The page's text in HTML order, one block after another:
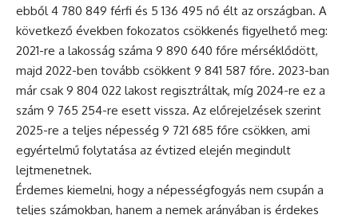
ebből 4 780 849 férfi és 5 136 495 nő élt az országban. A
következő években fokozatos csökkenés figyelhető meg:
2021-re a lakosság száma 9 890 640 főre mérséklődött,
majd 2022-ben tovább csökkent 9 841 587 főre. 2023-ban
már csak 9 804 022 lakost regisztráltak, míg 2024-re ez a
szám 9 765 254-re esett vissza. Az előrejelzések szerint
2025-re a teljes népesség 9 721 685 főre csökken, ami
egyértelmű folytatása az évtized elején megindult
lejtmenetnek.
Érdemes kiemelni, hogy a népességfogyás nem csupán a
teljes számokban, hanem a nemek arányában is érdekes